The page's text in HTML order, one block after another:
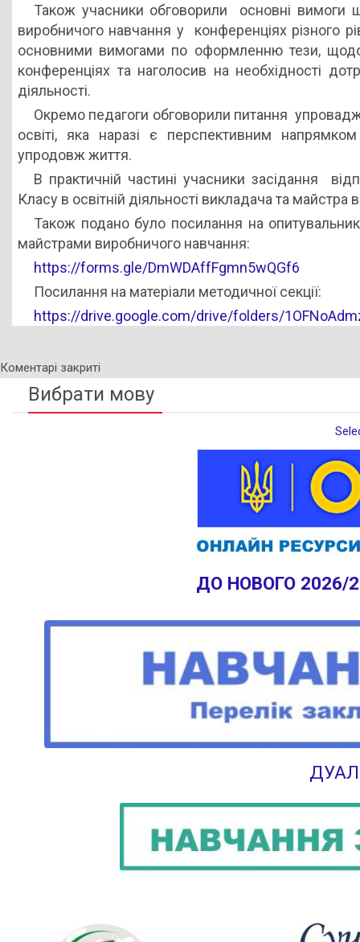
Також учасники обговорили основні вимоги
виробничого навчання у конференціях
основними вимогами по оформленню тези, щодо
конференціях та наголосив на необхідності
діяльності.
Окремо педагоги обговорили питання
освіті, яка наразі є перспективним
упродовж життя.
В практичній частині учасники засідання
Класу в освітній діяльності викладача та
Також подано було посилання на
майстрами виробничого навчання:
https://forms.gle/DmWDAffFgmn5wQGf6
Посилання на матеріали методичної секції:
https://drive.google.com/drive/folders/
Коментарі закриті
Вибрати мову
ДО НОВОГО 2026/